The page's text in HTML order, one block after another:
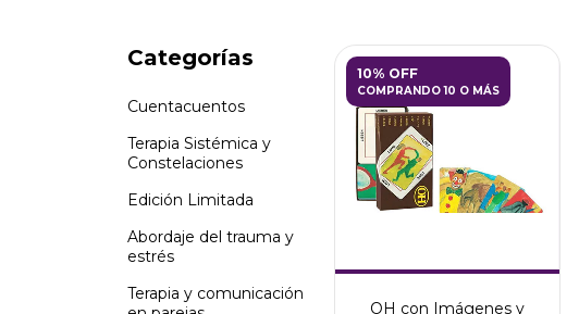
Categorías
Cuentacuentos
Terapia Sistémica y
Constelaciones
Edición Limitada
Abordaje del trauma y
estrés
Terapia y comunicación
10% OFF
COMPRANDO 10 O MÁS
OH con Imágenes y